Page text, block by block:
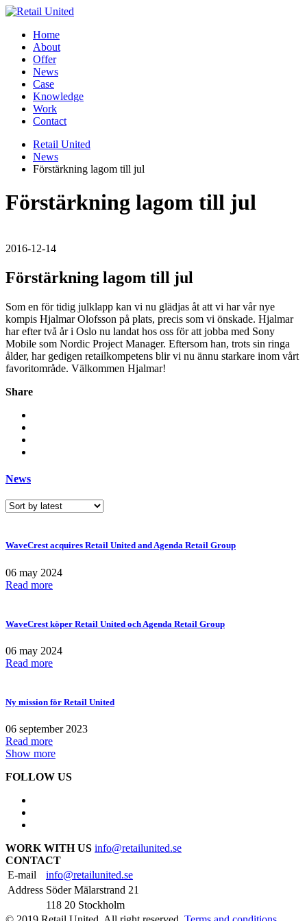
Home
About
Offer
News
Case
Knowledge
Work
Contact
Retail United
News
Förstärkning lagom till jul
Förstärkning lagom till jul
2016-12-14
Förstärkning lagom till jul
Som en för tidig julklapp kan vi nu glädjas åt att vi har vår nye
kompis Hjalmar Olofsson på plats, precis som vi önskade. Hjalmar
har efter två år i Oslo nu landat hos oss för att jobba med Sony
Mobile som Nordic Project Manager. Eftersom han, trots sin ringa
ålder, har gedigen retailkompetens blir vi nu ännu starkare inom vårt
favoritområde. Välkommen Hjalmar!
Share
News
WaveCrest acquires Retail United and Agenda Retail Group
06 may 2024
Read more
WaveCrest köper Retail United och Agenda Retail Group
06 may 2024
Read more
Ny mission för Retail United
06 september 2023
Read more
Show more
FOLLOW US
WORK WITH US info@retailunited.se
CONTACT
E-mail
info@retailunited.se
Address Söder Mälarstrand 21
118 20 Stockholm